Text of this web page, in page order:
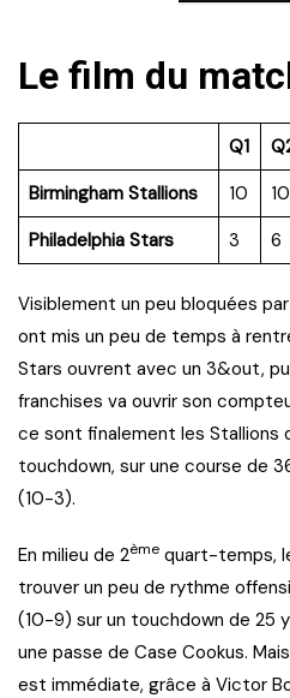
Le film du
Q1
Birmingham Stallions
10 10
Philadelphia Stars
3 6
Visiblement un peu bloquées
ont mis un peu de temps à
Stars ouvrent avec un 3&out,
franchises va ouvrir son
ce sont finalement les Stallions
touchdown, sur une course de
(10-3).
En milieu de 2ème quart-temps,
trouver un peu de rythme
(10-9) sur un touchdown de 25
une passe de Case Cookus.
est immédiate, grâce à Victor